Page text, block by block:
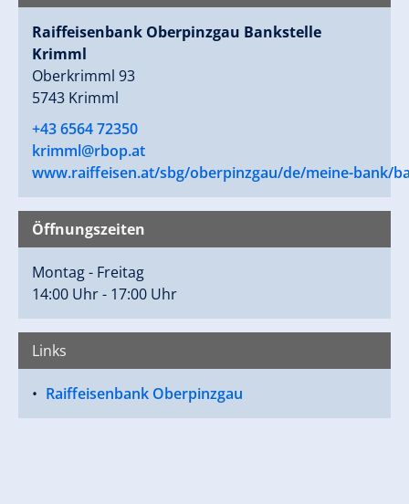
Raiffeisenbank Oberpinzgau Bankstelle
Krimml
Oberkrimml 93
5743 Krimml
+43 6564 72350
krimml@rbop.at
www.raiffeisen.at/sbg/oberpinzgau/de/meine-bank/
Öffnungszeiten
Montag - Freitag
14:00 Uhr - 17:00 Uhr
Links
Raiffeisenbank Oberpinzgau